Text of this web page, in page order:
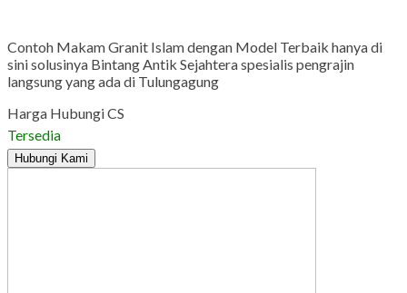
Contoh Makam Granit Islam dengan Model Terbaik hanya di
sini solusinya Bintang Antik Sejahtera spesialis pengrajin
langsung yang ada di Tulungagung
Harga Hubungi CS
Tersedia
Hubungi Kami